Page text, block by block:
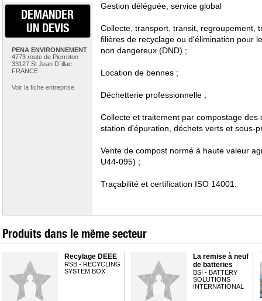
DEMANDER
UN DEVIS
PENA ENVIRONNEMENT
4773 route de Pierroton
33127 St Jean D´illac
FRANCE
Voir la fiche entreprise
Gestion déléguée, service global
Collecte, transport, transit, regroupement,
filières de recyclage ou d'élimination pour
non dangereux (DND) ;
Location de bennes ;
Déchetterie professionnelle ;
Collecte et traitement par compostage
station d'épuration, déchets verts et sous-
Vente de compost normé à haute valeur
U44-095) ;
Traçabilité et certification ISO 14001.
Produits dans le même secteur
Recylage DEEE
RSB - RECYCLING
SYSTEM BOX
La remise à neuf
de batteries
BSI - BATTERY
SOLUTIONS
INTERNATIONAL